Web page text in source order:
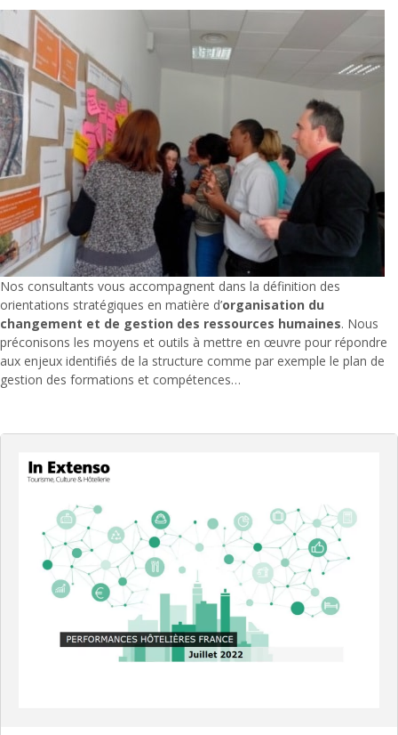
Nos consultants vous accompagnent dans la définition des
orientations stratégiques en matière d’organisation du
changement et de gestion des ressources humaines. Nous
préconisons les moyens et outils à mettre en œuvre pour répondre
aux enjeux identifiés de la structure comme par exemple le plan de
gestion des formations et compétences…